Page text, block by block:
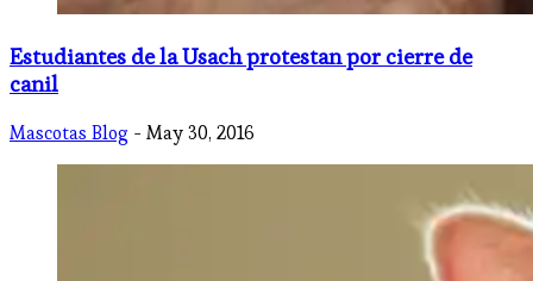
Estudiantes de la Usach protestan por cierre de
canil
Mascotas Blog - May 30, 2016